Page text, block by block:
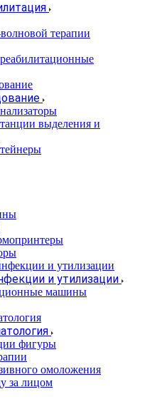
терапии
выделения и
и утилизации
машины
фигуры
омоложения
за лицом